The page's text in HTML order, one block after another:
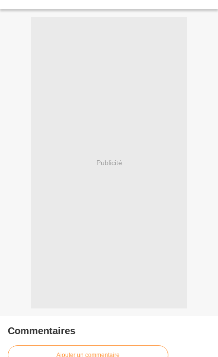
Publicité
Commentaires
Ajouter un commentaire